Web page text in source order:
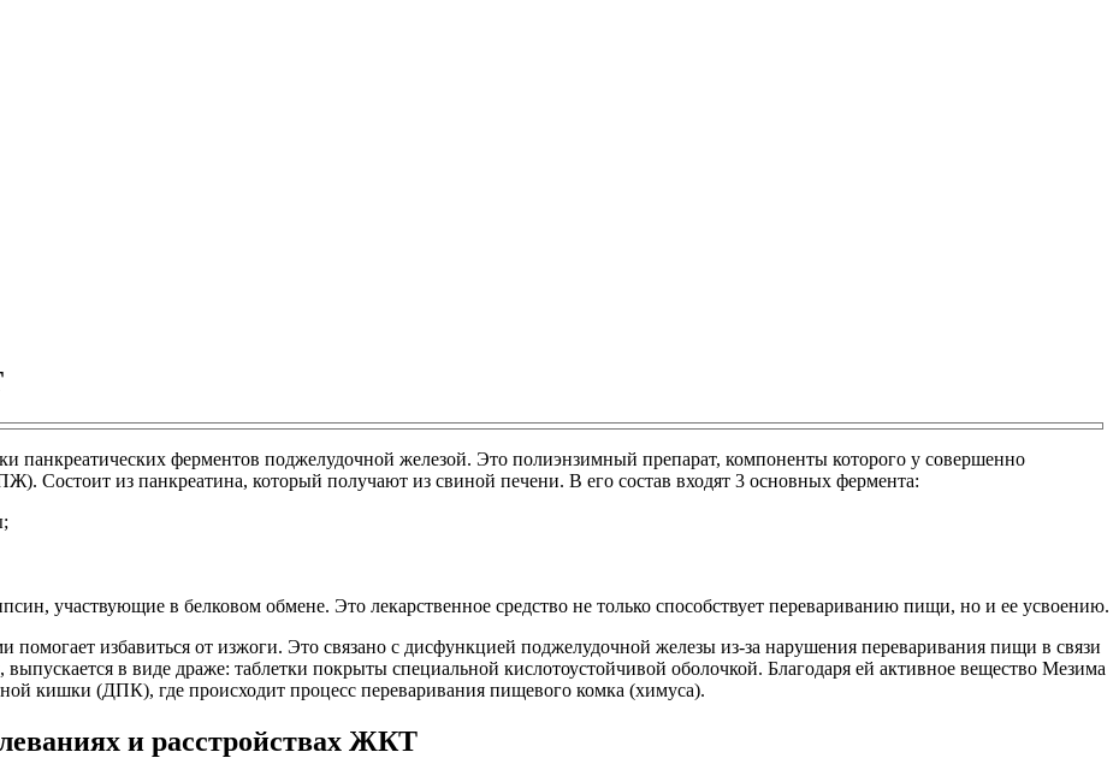
панкреатических ферментов поджелудочной железой. Это полиэнзимный препарат, компоненты которого у совершенно
Состоит из панкреатина, который получают из свиной печени. В его состав входят 3 основных фермента:
участвующие в белковом обмене. Это лекарственное средство не только способствует перевариванию пищи, но и ее усвоению.
помогает избавиться от изжоги. Это связано с дисфункцией поджелудочной железы из-за нарушения переваривания пищи в связи
в виде драже: таблетки покрыты специальной кислотоустойчивой оболочкой. Благодаря ей активное вещество Мезима
кишки (ДПК), где происходит процесс переваривания пищевого комка (химуса).
и расстройствах ЖКТ